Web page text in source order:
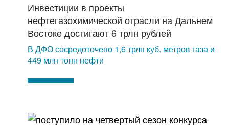
Инвестиции в проекты
нефтегазохимической отрасли на Дальнем
Востоке достигают 6 трлн рублей
В ДФО сосредоточено 1,6 трлн куб. метров газа и
449 млн тонн нефти